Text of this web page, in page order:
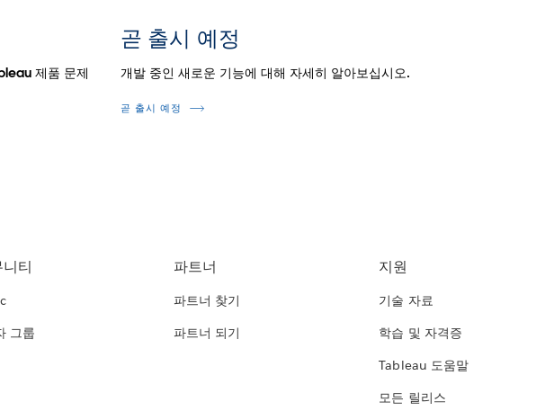
제품 문제
곧 출시 예정
개발 중인 새로운 기능에 대해 자세히 알아보십시오.
곧 출시 예정
티
그룹
파트너
파트너 찾기
파트너 되기
지원
기술 자료
학습 및 자격증
Tableau 도움말
모든 릴리스